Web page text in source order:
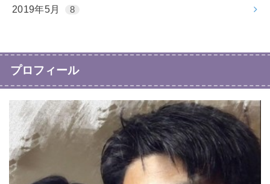
2019年5月 8
プロフィール